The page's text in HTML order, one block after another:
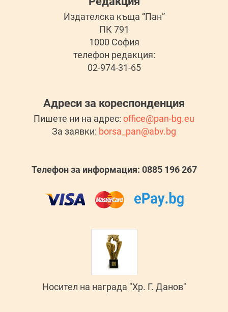
Издателска къща “Пан”
ПК 791
1000 София
телефон редакция:
02-974-31-65
Адреси за кореспонденция
Пишете ни на адрес: office@pan-bg.eu
За заявки: borsa_pan@abv.bg
Телефон за информация: 0885 196 267
Носител на награда "Хр. Г. Данов"